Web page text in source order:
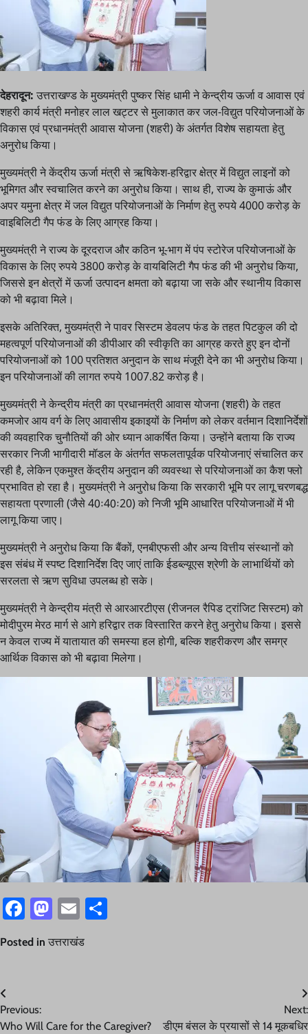
देहरादून: उत्तराखण्ड के मुख्यमंत्री पुष्कर सिंह धामी ने केन्द्रीय ऊर्जा व आवास एवं
शहरी कार्य मंत्री मनोहर लाल खट्टर से मुलाकात कर जल-विद्युत परियोजनाओं के
विकास एवं प्रधानमंत्री आवास योजना (शहरी) के अंतर्गत विशेष सहायता हेतु
अनुरोध किया।
मुख्यमंत्री ने केंद्रीय ऊर्जा मंत्री से ऋषिकेश-हरिद्वार क्षेत्र में विद्युत लाइनों को
भूमिगत और स्वचालित करने का अनुरोध किया। साथ ही, राज्य के कुमाऊं और
अपर यमुना क्षेत्र में जल विद्युत परियोजनाओं के निर्माण हेतु रुपये 4000 करोड़ के
वाइबिलिटी गैप फंड के लिए आग्रह किया।
मुख्यमंत्री ने राज्य के दूरदराज और कठिन भू-भाग में पंप स्टोरेज परियोजनाओं के
विकास के लिए रुपये 3800 करोड़ के वायबिलिटी गैप फंड की भी अनुरोध किया,
जिससे इन क्षेत्रों में ऊर्जा उत्पादन क्षमता को बढ़ाया जा सके और स्थानीय विकास
को भी बढ़ावा मिले।
इसके अतिरिक्त, मुख्यमंत्री ने पावर सिस्टम डेवलप फंड के तहत पिटकुल की दो
महत्वपूर्ण परियोजनाओं की डीपीआर की स्वीकृति का आग्रह करते हुए इन दोनों
परियोजनाओं को 100 प्रतिशत अनुदान के साथ मंजूरी देने का भी अनुरोध किया।
इन परियोजनाओं की लागत रुपये 1007.82 करोड़ है।
मुख्यमंत्री ने केन्द्रीय मंत्री का प्रधानमंत्री आवास योजना (शहरी) के तहत
कमजोर आय वर्ग के लिए आवासीय इकाइयों के निर्माण को लेकर वर्तमान दिशानिर्देशों
की व्यवहारिक चुनौतियों की ओर ध्यान आकर्षित किया। उन्होंने बताया कि राज्य
सरकार निजी भागीदारी मॉडल के अंतर्गत सफलतापूर्वक परियोजनाएं संचालित कर
रही है, लेकिन एकमुश्त केंद्रीय अनुदान की व्यवस्था से परियोजनाओं का कैश फ्लो
प्रभावित हो रहा है। मुख्यमंत्री ने अनुरोध किया कि सरकारी भूमि पर लागू चरणबद्ध
सहायता प्रणाली (जैसे 40ः40ः20) को निजी भूमि आधारित परियोजनाओं में भी
लागू किया जाए।
मुख्यमंत्री ने अनुरोध किया कि बैंकों, एनबीएफसी और अन्य वित्तीय संस्थानों को
इस संबंध में स्पष्ट दिशानिर्देश दिए जाएं ताकि ईडब्ल्यूएस श्रेणी के लाभार्थियों को
सरलता से ऋण सुविधा उपलब्ध हो सके।
मुख्यमंत्री ने केन्द्रीय मंत्री से आरआरटीएस (रीजनल रैपिड ट्रांजिट सिस्टम) को
मोदीपुरम मेरठ मार्ग से आगे हरिद्वार तक विस्तारित करने हेतु अनुरोध किया। इससे
न केवल राज्य में यातायात की समस्या हल होगी, बल्कि शहरीकरण और समग्र
आर्थिक विकास को भी बढ़ावा मिलेगा।
Facebook
Mastodon
Email
Posted in उत्तराखंड
Post
navigation
Previous:
Who Will Care for the Caregiver?
Next:
डीएम बंसल के प्रयासों से 14 मूकबधिर